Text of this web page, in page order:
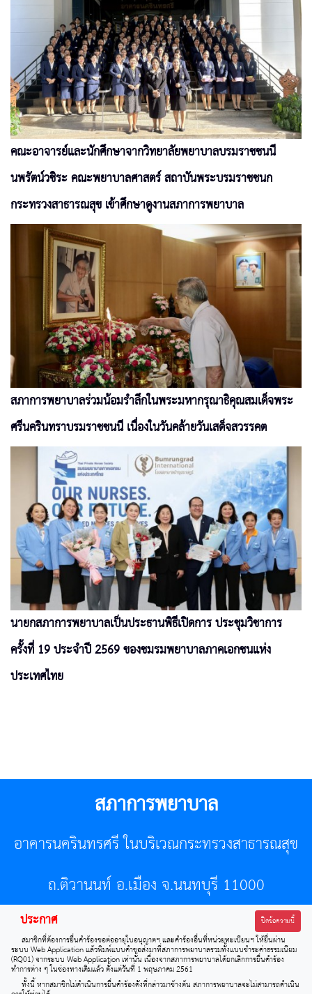
คณะอาจารย์และนักศึกษาจากวิทยาลัยพยาบาลบรมราชชนนี
นพรัตน์วชิระ คณะพยาบาลศาสตร์ สถาบันพระบรมราชชนก
กระทรวงสาธารณสุข เข้าศึกษาดูงานสภาการพยาบาล
สภาการพยาบาลร่วมน้อมรำลึกในพระมหากรุณาธิคุณสมเด็จพระ
ศรีนครินทราบรมราชชนนี เนื่องในวันคล้ายวันเสด็จสวรรคต
นายกสภาการพยาบาลเป็นประธานพิธีเปิดการ ประชุมวิชาการ
ครั้งที่ 19 ประจำปี 2569 ของชมรมพยาบาลภาคเอกชนแห่ง
ประเทศไทย
สภาการพยาบาล
อาคารนครินทรศรี ในบริเวณกระทรวงสาธารณสุข
ถ.ติวานนท์ อ.เมือง จ.นนทบุรี 11000
โทรศัพท์ 02-596-7500 โทรสาร 0-2589-7121 E-mail :
center@tnmc.or.th
All right reserved by www.tnmc.or.th
ประกาศ ปิดข้อความนี้
สมาชิกที่ต้องการยื่นคำร้องขอต่ออายุใบอนุญาตฯ และคำร้องอื่นที่หน่วยทะเบียนฯ ให้ยื่นผ่าน
ระบบ Web Application แล้วพิมพ์แบบคำขอส่งมาที่สภาการพยาบาลรวมทั้งแบบชำระค่าธรรมเนียม
(RQ01) จากระบบ Web Application เท่านั้น เนื่องจากสภาการพยาบาลได้ยกเลิกการยื่นคำร้อง
ทำการต่าง ๆ ในช่องทางเดิมแล้ว ตั้งแต่วันที่ 1 พฤษภาคม 2561
ทั้งนี้ หากสมาชิกไม่ดำเนินการยื่นคำร้องดังที่กล่าวมาข้างต้น สภาการพยาบาลจะไม่สามารถดำเนิน